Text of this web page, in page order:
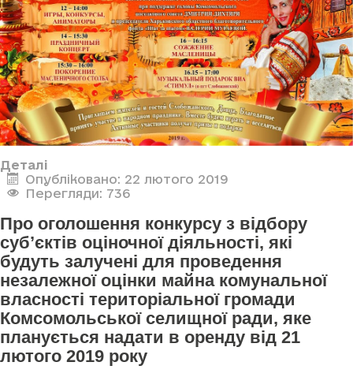
Деталі
Опубліковано: 22 лютого 2019
Перегляди: 736
Про оголошення конкурсу з відбору
суб’єктів оціночної діяльності, які
будуть залучені для проведення
незалежної оцінки майна комунальної
власності територіальної громади
Комсомольської селищної ради, яке
планується надати в оренду від 21
лютого 2019 року